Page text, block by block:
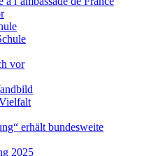
vor
erhält bundesweite
2025